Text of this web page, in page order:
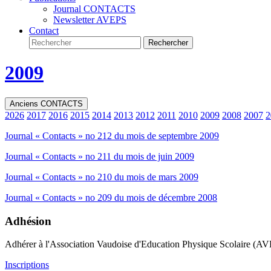
Journal CONTACTS
Newsletter AVEPS
Contact
2009
Anciens CONTACTS
2026 2017 2016 2015 2014 2013 2012 2011 2010 2009 2008 2007
Journal « Contacts » no 212 du mois de septembre 2009
Journal « Contacts » no 211 du mois de juin 2009
Journal « Contacts » no 210 du mois de mars 2009
Journal « Contacts » no 209 du mois de décembre 2008
Adhésion
Adhérer à l'Association Vaudoise d'Education Physique Scolaire
Inscriptions